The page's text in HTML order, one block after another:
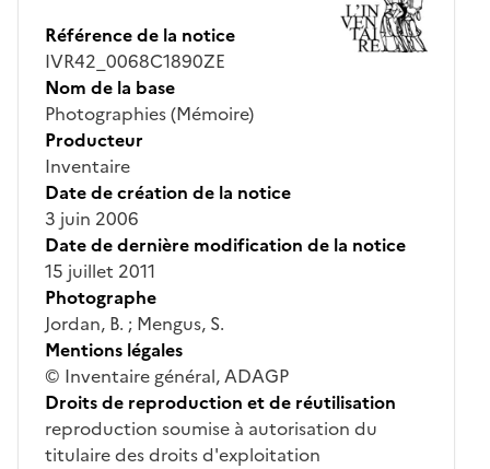
Référence de la notice
IVR42_0068C1890ZE
Nom de la base
Photographies (Mémoire)
Producteur
Inventaire
Date de création de la notice
3 juin 2006
Date de dernière modification de la notice
15 juillet 2011
Photographe
Jordan, B. ; Mengus, S.
Mentions légales
© Inventaire général, ADAGP
Droits de reproduction et de réutilisation
reproduction soumise à autorisation du
titulaire des droits d'exploitation